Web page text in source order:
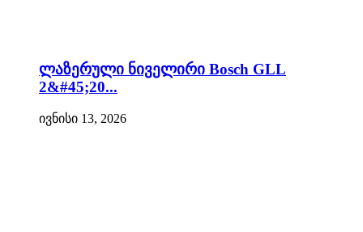
ლაზერული ნიველირი Bosch GLL
2&#45;20...
ივნისი 13, 2026